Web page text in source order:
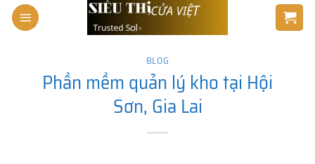
Skip
BLOG
Phần mềm quản lý kho tại Hội
Sơn, Gia Lai